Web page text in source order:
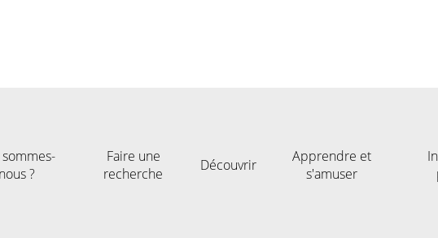
nous ?
Faire une
recherche
Découvrir
Apprendre et
s'amuser